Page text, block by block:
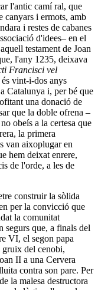
l'antic camí ral, que
canyars i ermots, amb
i restes de cabanes
d'idees– en el
testament de Joan
l'any 1235, deixava
Francisci vel
vint-i-dos anys
Catalunya i, per bé que
una donació de
que la doble ofrena –
obeís a la certesa que
la primera
van aixoplu­gar en
hem dei­xat enrere,
de l'orde, a les de
construir la sòlida
per la convicció que
la comunitat
se­gurs que, a finals del
VI, el segon papa
gruix del cenobi,
II a una Cervera
contra son pare. Per
la malesa destructora